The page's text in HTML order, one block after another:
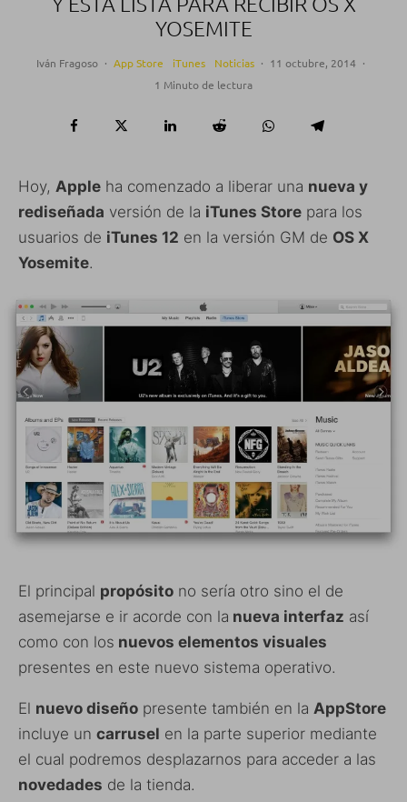
YOSEMITE
Iván Fragoso · App Store iTunes Noticias · 11 octubre, 2014 ·
1 Minuto de lectura
Hoy, Apple ha comenzado a liberar una nueva y
rediseñada versión de la iTunes Store para los
usuarios de iTunes 12 en la versión GM de OS X
Yosemite.
El principal propósito no sería otro sino el de
asemejarse e ir acorde con la nueva interfaz así
como con los nuevos elementos visuales
presentes en este nuevo sistema operativo.
El nuevo diseño presente también en la AppStore
incluye un carrusel en la parte superior mediante
el cual podremos desplazarnos para acceder a las
novedades de la tienda.